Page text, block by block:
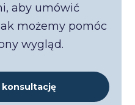
aby umówić
możemy pomóc
wygląd.
konsultację